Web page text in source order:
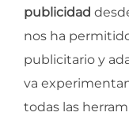
publicidad
nos ha
publicitario y
va
todas las